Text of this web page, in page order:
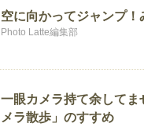
空に向かってジャンプ
Photo Latte編集部
一眼カメラ持て余してま
メラ散歩」のすすめ